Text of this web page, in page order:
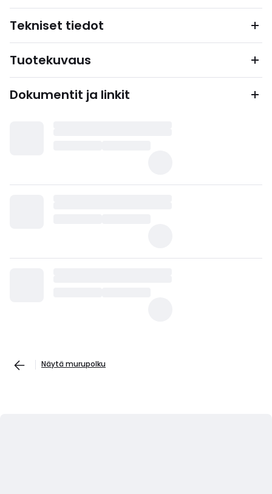
Tekniset tiedot
Tuotekuvaus
Dokumentit ja linkit
Näytä murupolku